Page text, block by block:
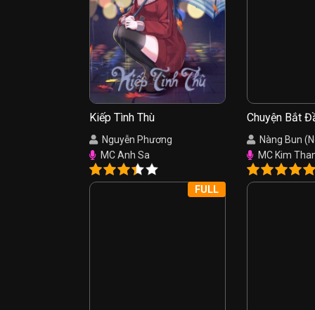
Kiếp Tình Thù
Nguyễn Phương
MC Anh Sa
Chuyện Bắt
HồngNàng Bun
MC Kim
FULL